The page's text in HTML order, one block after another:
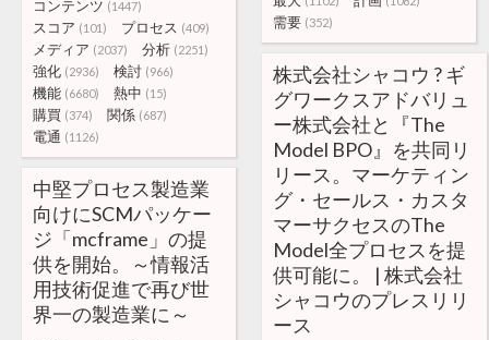
コンテンツ (1447)
スコア (101) プロセス (409)
メディア (2037) 分析 (2251)
強化 (2936) 検討 (966)
機能 (6680) 熱中 (15)
購買 (374) 関係 (687)
電通 (1126)
需要 (352)
株式会社シャコウ ? ギ
グワークスアドバリュ
ー株式会社と『The
Model BPO』を共同リ
リース。マーケティン
グ・セールス・カスタ
マーサクセスのThe
Model全プロセスを提
供可能に。 | 株式会社
シャコウのプレスリリ
ース
中堅プロセス製造業
向けにSCMパッケー
ジ「mcframe」の提
供を開始。～情報活
用技術促進で再び世
界一の製造業に～